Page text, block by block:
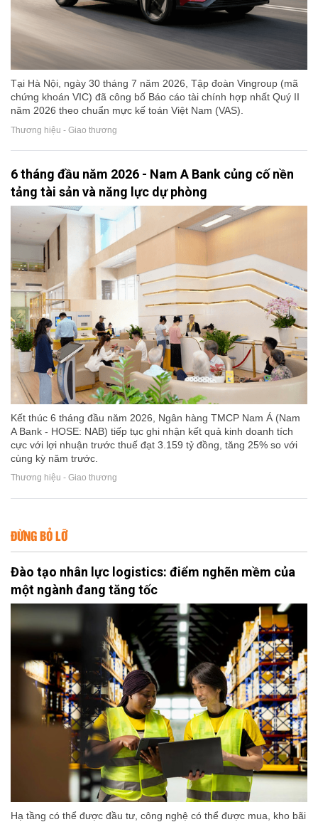
Tại Hà Nội, ngày 30 tháng 7 năm 2026, Tập đoàn Vingroup (mã
chứng khoán VIC) đã công bố Báo cáo tài chính hợp nhất Quý II
năm 2026 theo chuẩn mực kế toán Việt Nam (VAS).
Thương hiệu - Giao thương
6 tháng đầu năm 2026 - Nam A Bank củng cố nền
tảng tài sản và năng lực dự phòng
Kết thúc 6 tháng đầu năm 2026, Ngân hàng TMCP Nam Á (Nam
A Bank - HOSE: NAB) tiếp tục ghi nhận kết quả kinh doanh tích
cực với lợi nhuận trước thuế đạt 3.159 tỷ đồng, tăng 25% so với
cùng kỳ năm trước.
Thương hiệu - Giao thương
ĐỪNG BỎ LỠ
Đào tạo nhân lực logistics: điểm nghẽn mềm của
một ngành đang tăng tốc
Hạ tầng có thể được đầu tư, công nghệ có thể được mua, kho bãi